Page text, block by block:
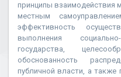
принципы взаимодействия
местным
эффективность
выполнения
государства,
обоснованность
публичной власти, а также